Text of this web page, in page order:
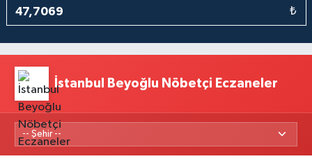
₺
İstanbul Beyoğlu Nöbetçi Eczaneler